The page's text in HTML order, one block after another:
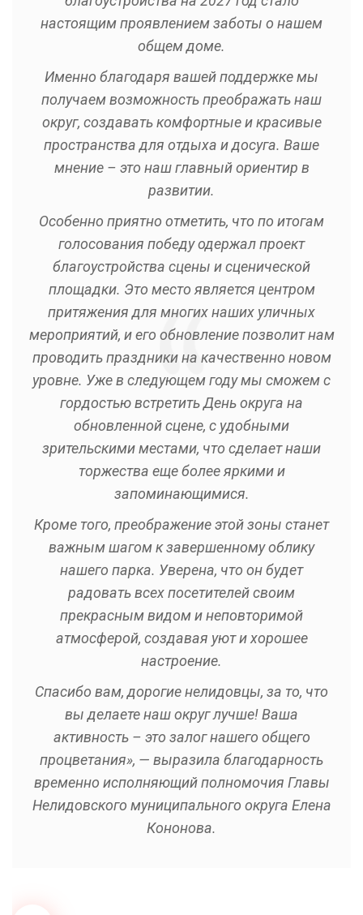
настоящим проявлением заботы о нашем
общем доме.
Именно благодаря вашей поддержке мы
получаем возможность преображать наш
округ, создавать комфортные и красивые
пространства для отдыха и досуга. Ваше
мнение – это наш главный ориентир в
развитии.
Особенно приятно отметить, что по итогам
голосования победу одержал проект
благоустройства сцены и сценической
площадки. Это место является центром
притяжения для многих наших уличных
мероприятий, и его обновление позволит нам
проводить праздники на качественно новом
уровне. Уже в следующем году мы сможем с
гордостью встретить День округа на
обновленной сцене, с удобными
зрительскими местами, что сделает наши
торжества еще более яркими и
запоминающимися.
Кроме того, преображение этой зоны станет
важным шагом к завершенному облику
нашего парка. Уверена, что он будет
радовать всех посетителей своим
прекрасным видом и неповторимой
атмосферой, создавая уют и хорошее
настроение.
Спасибо вам, дорогие нелидовцы, за то, что
вы делаете наш округ лучше! Ваша
активность – это залог нашего общего
процветания», — выразила благодарность
временно исполняющий полномочия Главы
Нелидовского муниципального округа Елена
Кононова.